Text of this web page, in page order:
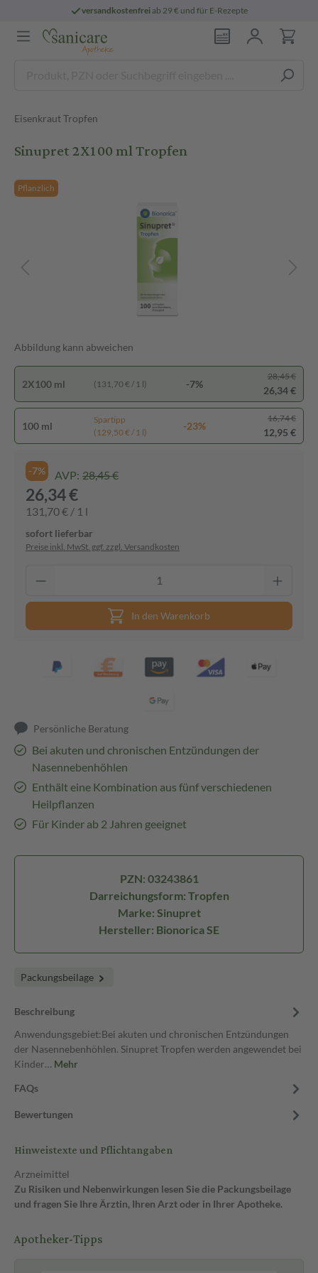
versandkostenfreiab 29 € und für E-Rezepte
Eisenkraut Tropfen
Sinupret 2X100 ml Tropfen
Pflanzlich
Abbildung kann abweichen
2X100 ml (131,70 € / 1 l) -7%
28,45 €
26,34 €
100 ml
Spartipp
(129,50 € / 1 l)
-23%
16,74 €
12,95 €
-7% AVP: 28,45 €
26,34 €
131,70 € / 1 l
sofort lieferbar
Preise inkl. MwSt. ggf. zzgl. Versandkosten
In den Warenkorb
Persönliche Beratung
Bei akuten und chronischen Entzündungen der
Nasennebenhöhlen
Enthält eine Kombination aus fünf verschiedenen
Heilpflanzen
Für Kinder ab 2 Jahren geeignet
PZN: 03243861
Darreichungsform: Tropfen
Marke: Sinupret
Hersteller: Bionorica SE
Packungsbeilage
Beschreibung
Anwendungsgebiet:Bei akuten und chronischen Entzündungen
der Nasennebenhöhlen. Sinupret Tropfen werden angewendet bei
Kinder… Mehr
FAQs
Bewertungen
Hinweistexte und Pflichtangaben
Arzneimittel
Zu Risiken und Nebenwirkungen lesen Sie die Packungsbeilage
und fragen Sie Ihre Ärztin, Ihren Arzt oder in Ihrer Apotheke.
Apotheker-Tipps